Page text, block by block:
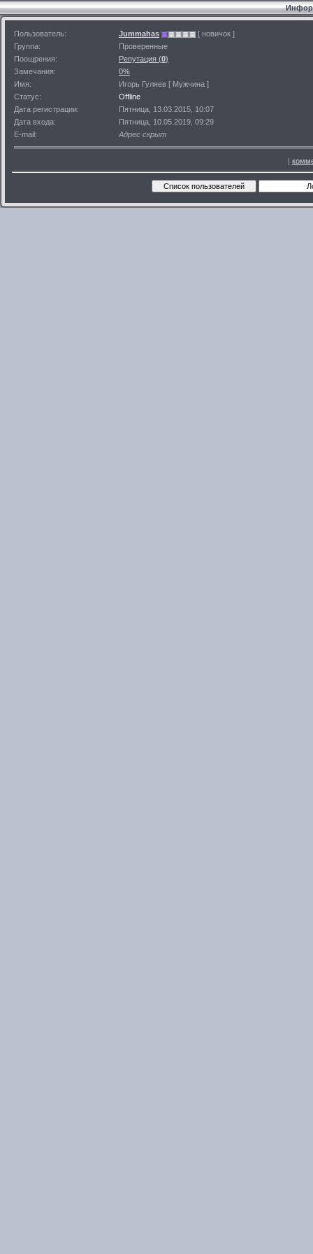
Пользователь: Jummahas
[ новичок ]
Группа:
Проверенные
Поощрения:
Репутация (0)
Замечания:
0%
Имя:
Игорь Гуляев [ Мужчина ]
Статус:
Offline
Дата регистрации:
Пятница, 13.03.2015, 10:07
Дата входа:
Пятница, 10.05.2019, 09:29
E-mail:
Адрес скрыт
|